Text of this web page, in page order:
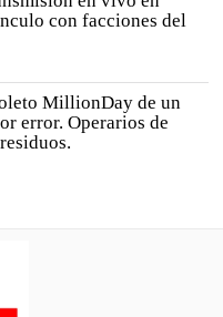
con facciones del
MillionDay de un
error. Operarios de